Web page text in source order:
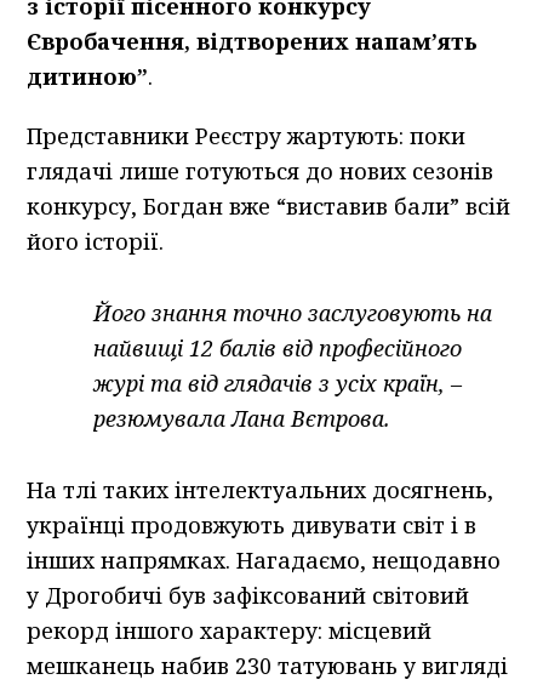
з історії пісенного конкурсу
Євробачення, відтворених напам’ять
дитиною”.
Представники Реєстру жартують: поки
глядачі лише готуються до нових сезонів
конкурсу, Богдан вже “виставив бали” всій
його історії.
Його знання точно заслуговують на
найвищі 12 балів від професійного
журі та від глядачів з усіх країн, –
резюмувала Лана Вєтрова.
На тлі таких інтелектуальних досягнень,
українці продовжують дивувати світ і в
інших напрямках. Нагадаємо, нещодавно
у Дрогобичі був зафіксований світовий
рекорд іншого характеру: місцевий
мешканець набив 230 татуювань у вигляді